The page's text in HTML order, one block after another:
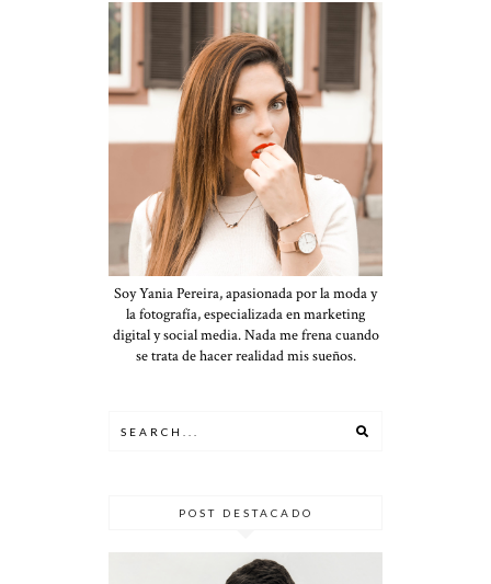
Soy Yania Pereira, apasionada por la moda y
la fotografía, especializada en marketing
digital y social media. Nada me frena cuando
se trata de hacer realidad mis sueños.
POST DESTACADO